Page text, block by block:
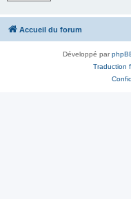
Accueil du forum
Développé par
Traduction